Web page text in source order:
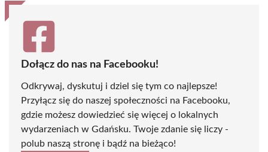
Dołącz do nas na Facebooku!
Odkrywaj, dyskutuj i dziel się tym co najlepsze!
Przyłącz się do naszej społeczności na Facebooku,
gdzie możesz dowiedzieć się więcej o lokalnych
wydarzeniach w Gdańsku. Twoje zdanie się liczy -
polub naszą stronę i bądź na bieżąco!